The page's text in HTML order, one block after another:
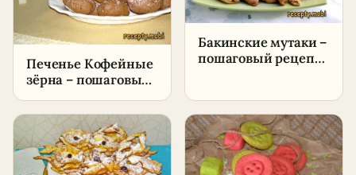
Печенье Кофейные
зёрна – пошаговый
условиях
Бакинские мутаки –
пошаговый рецепт